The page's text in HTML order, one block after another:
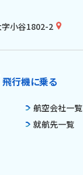
小谷1802-2
飛行機に乗る
航空会社一覧
就航先一覧